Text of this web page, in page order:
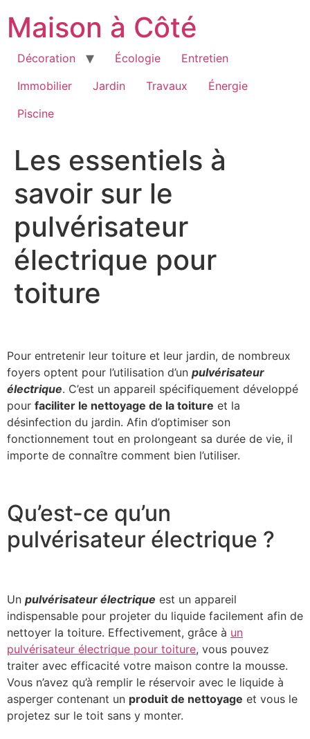
contenu
Maison à Côté
Décoration Écologie
Entretien
Immobilier
Jardin Travaux
Énergie
Piscine
Les essentiels à
savoir sur le
pulvérisateur
électrique pour
toiture
Pour entretenir leur toiture et leur jardin, de nombreux
foyers optent pour l’utilisation d’un pulvérisateur
électrique. C’est un appareil spécifiquement développé
pour faciliter le nettoyage de la toiture et la
désinfection du jardin. Afin d’optimiser son
fonctionnement tout en prolongeant sa durée de vie, il
importe de connaître comment bien l’utiliser.
Qu’est-ce qu’un
pulvérisateur électrique ?
Un pulvérisateur électrique est un appareil
indispensable pour projeter du liquide facilement afin de
nettoyer la toiture. Effectivement, grâce à un
pulvérisateur électrique pour toiture, vous pouvez
traiter avec efficacité votre maison contre la mousse.
Vous n’avez qu’à remplir le réservoir avec le liquide à
asperger contenant un produit de nettoyage et vous le
projetez sur le toit sans y monter.